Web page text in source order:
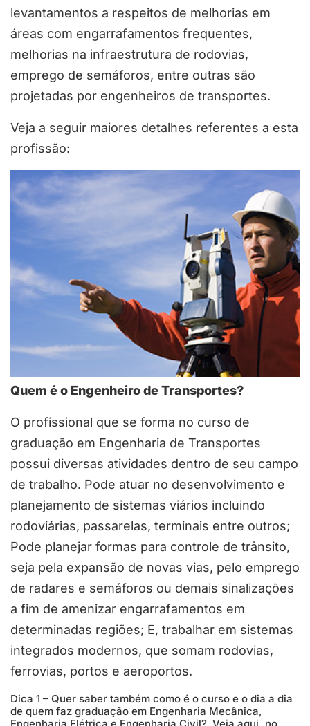
levantamentos a respeitos de melhorias em
áreas com engarrafamentos frequentes,
melhorias na infraestrutura de rodovias,
emprego de semáforos, entre outras são
projetadas por engenheiros de transportes.
Veja a seguir maiores detalhes referentes a esta
profissão:
Quem é o Engenheiro de Transportes?
O profissional que se forma no curso de
graduação em Engenharia de Transportes
possui diversas atividades dentro de seu campo
de trabalho. Pode atuar no desenvolvimento e
planejamento de sistemas viários incluindo
rodoviárias, passarelas, terminais entre outros;
Pode planejar formas para controle de trânsito,
seja pela expansão de novas vias, pelo emprego
de radares e semáforos ou demais sinalizações
a fim de amenizar engarrafamentos em
determinadas regiões; E, trabalhar em sistemas
integrados modernos, que somam rodovias,
ferrovias, portos e aeroportos.
Dica 1 – Quer saber também como é o curso e o dia a dia
de quem faz graduação em Engenharia Mecânica,
Engenharia Elétrica e Engenharia Civil? Veja aqui, no